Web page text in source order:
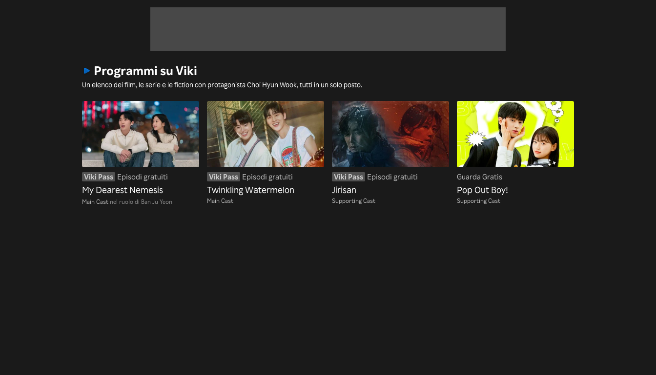
Programmi su Viki
Un elenco dei film, le serie e le fiction con protagonista Choi Hyun Wook, tutti in un solo posto.
Viki Pass Episodi gratuiti
My Dearest Nemesis
Main Cast nel ruolo di Ban Ju Yeon
Viki Pass Episodi gratuiti
Twinkling Watermelon
Main Cast
Viki Pass Episodi gratuiti
Jirisan
Supporting Cast
Guarda Gratis
Pop Out Boy!
Supporting Cast